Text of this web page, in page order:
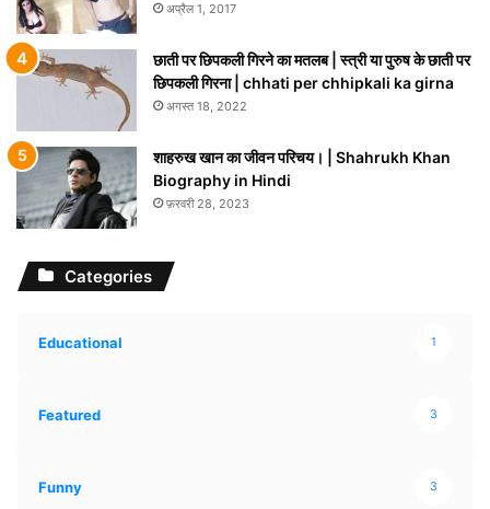
अप्रैल 1, 2017
छाती पर छिपकली गिरने का मतलब | स्त्री या पुरुष के छाती पर
छिपकली गिरना | chhati per chhipkali ka girna
अगस्त 18, 2022
शाहरुख खान का जीवन परिचय। | Shahrukh Khan
Biography in Hindi
फ़रवरी 28, 2023
Categories
Educational 1
Featured 3
Funny 3